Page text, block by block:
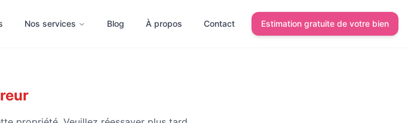
Nos services Blog À propos Contact Estimation gratuite de votre bien